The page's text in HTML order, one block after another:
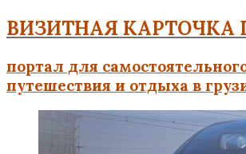
ВИЗИТНАЯ КАРТОЧКА
портал для
путешествия и отдыха в